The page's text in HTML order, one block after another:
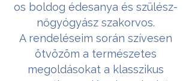
os boldog édesanya és szülész-
nőgyógyász szakorvos.
A rendeléseim során szívesen
ötvözöm a természetes
megoldásokat a klasszikus